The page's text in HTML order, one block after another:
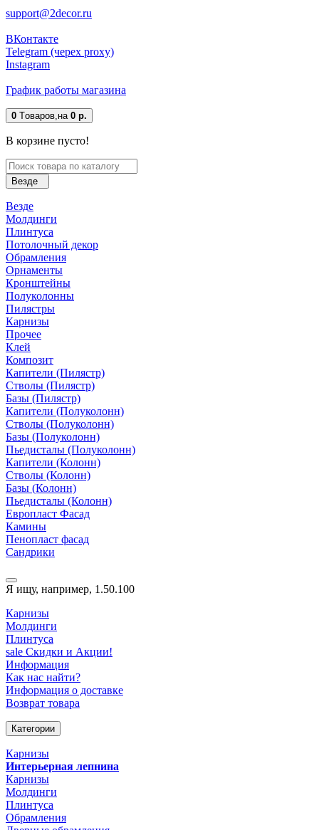
support@2decor.ru
ВКонтакте
Telegram (черех proxy)
Instagram
График работы магазина
0 Tоваров, на 0 р.
В корзине пусто!
Везде
Везде
Молдинги
Плинтуса
Потолочный декор
Обрамления
Орнаменты
Кронштейны
Полуколонны
Пилястры
Карнизы
Прочее
Клей
Композит
Капители (Пилястр)
Стволы (Пилястр)
Базы (Пилястр)
Капители (Полуколонн)
Стволы (Полуколонн)
Базы (Полуколонн)
Пьедисталы (Полуколонн)
Капители (Колонн)
Стволы (Колонн)
Базы (Колонн)
Пьедисталы (Колонн)
Европласт Фасад
Камины
Пенопласт фасад
Сандрики
Я ищу, например, 1.50.100
Карнизы
Молдинги
Плинтуса
sale Скидки и Акции!
Информация
Как нас найти?
Информация о доставке
Возврат товара
Категории
Карнизы
Интерьерная лепнина
Карнизы
Молдинги
Плинтуса
Обрамления